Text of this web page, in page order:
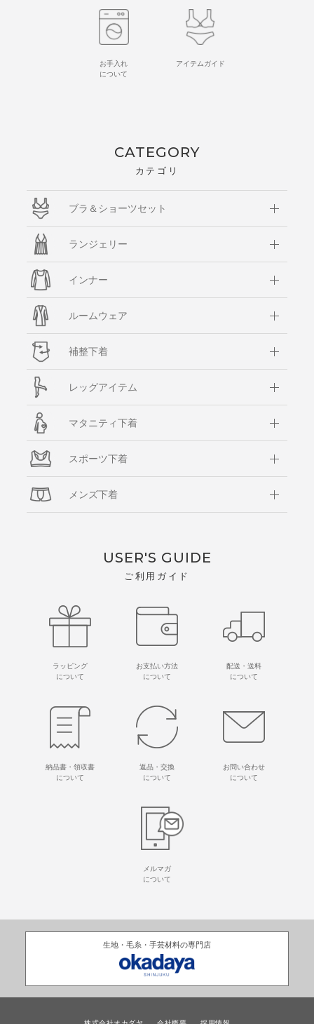
お手入れ
について
アイテムガイド
CATEGORY
カテゴリ
ブラ＆ショーツセット
ランジェリー
インナー
ルームウェア
補整下着
レッグアイテム
マタニティ下着
スポーツ下着
メンズ下着
USER'S GUIDE
ご利用ガイド
ラッピング
について
お支払い方法
について
配送・送料
について
納品書・領収書
について
返品・交換
について
お問い合わせ
について
メルマガ
について
生地・毛糸・手芸材料の専門店